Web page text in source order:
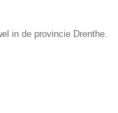
in de provincie Drenthe.